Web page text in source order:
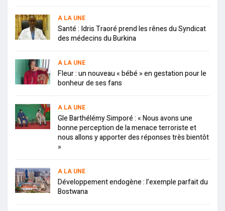
A LA UNE
Santé : Idris Traoré prend les rênes du Syndicat
des médecins du Burkina
A LA UNE
Fleur : un nouveau « bébé » en gestation pour le
bonheur de ses fans
A LA UNE
Gle Barthélémy Simporé : « Nous avons une
bonne perception de la menace terroriste et
nous allons y apporter des réponses très bientôt
»
A LA UNE
Développement endogène : l’exemple parfait du
Bostwana